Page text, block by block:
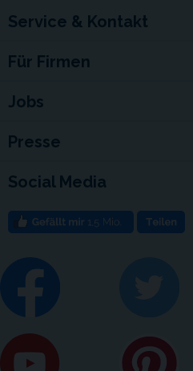
Service & Kontakt
Für Firmen
Jobs
Presse
Social Media